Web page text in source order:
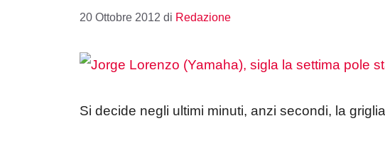
20 Ottobre 2012 di Redazione
Si decide negli ultimi minuti, anzi secondi, la